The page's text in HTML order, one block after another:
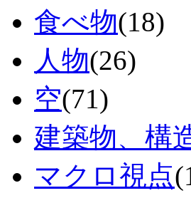
食べ物(18)
人物(26)
空(71)
建築物、構
マクロ視点